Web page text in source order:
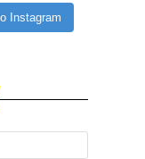
Instagram